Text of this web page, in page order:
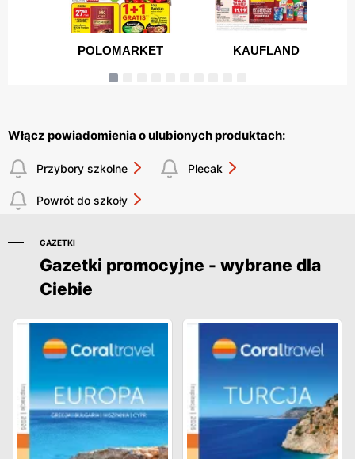
Włącz powiadomienia o ulubionych produktach:
Przybory szkolne Plecak
Powrót do szkoły
GAZETKI
Gazetki promocyjne - wybrane dla
Ciebie